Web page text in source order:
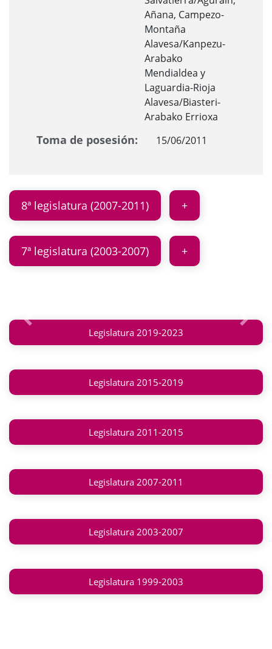
Añana, Campezo-
Montaña
Alavesa/Kanpezu-
Arabako
Mendialdea y
Laguardia-Rioja
Alavesa/Biasteri-
Arabako Errioxa
Toma de posesión: 15/06/2011
8ª legislatura (2007-2011)
7ª legislatura (2003-2007)
Anterior Legislatura 2019-2023
Legislatura 2015-2019
Legislatura 2011-2015
Legislatura 2007-2011
Legislatura 2003-2007
Legislatura 1999-2003